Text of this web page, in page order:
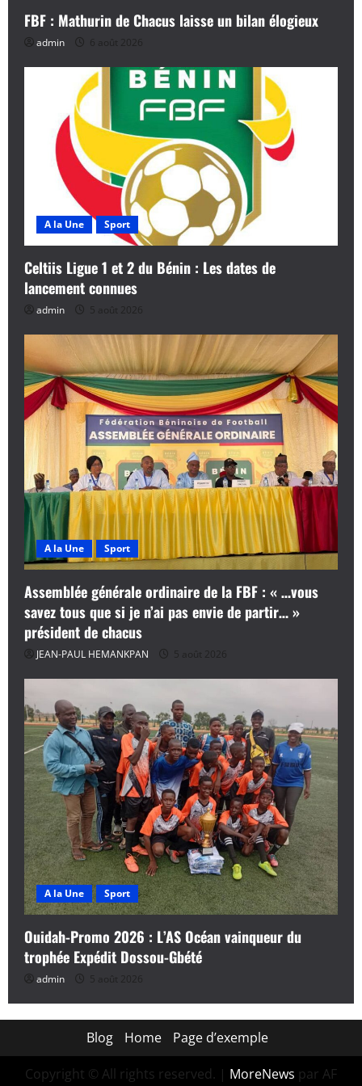
FBF : Mathurin de Chacus laisse un bilan élogieux
admin 6 août 2026
A la Une Sport
Celtiis Ligue 1 et 2 du Bénin : Les dates de
lancement connues
admin 5 août 2026
A la Une Sport
Assemblée générale ordinaire de la FBF : « …vous
savez tous que si je n’ai pas envie de partir… »
président de chacus
JEAN-PAUL HEMANKPAN 5 août 2026
A la Une Sport
Ouidah-Promo 2026 : L’AS Océan vainqueur du
trophée Expédit Dossou-Gbété
admin 5 août 2026
Blog Home Page d’exemple
Copyright © All rights reserved. | MoreNews par AF